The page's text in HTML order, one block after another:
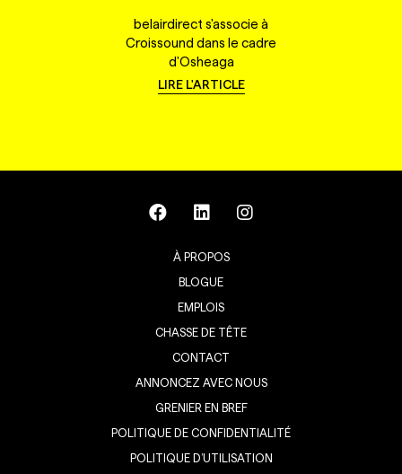
belairdirect s'associe à
Croissound dans le cadre
d'Osheaga
LIRE L'ARTICLE
À PROPOS
BLOGUE
EMPLOIS
CHASSE DE TÊTE
CONTACT
ANNONCEZ AVEC NOUS
GRENIER EN BREF
POLITIQUE DE CONFIDENTIALITÉ
POLITIQUE D’UTILISATION